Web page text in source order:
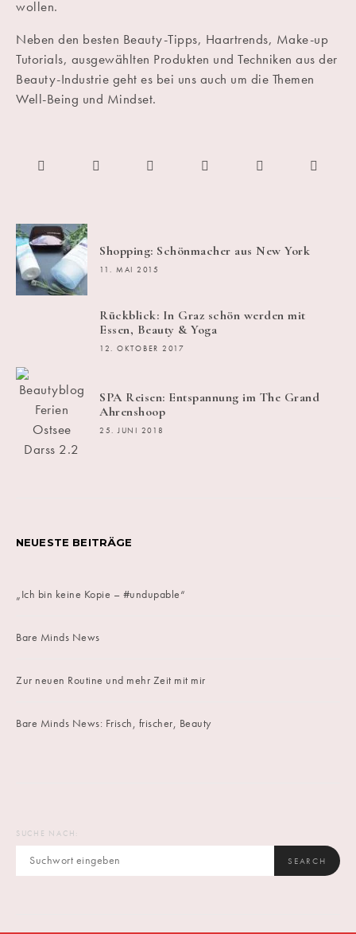
wollen.
Neben den besten Beauty-Tipps, Haartrends, Make-up
Tutorials, ausgewählten Produkten und Techniken aus der
Beauty-Industrie geht es bei uns auch um die Themen
Well-Being und Mindset.
Shopping: Schönmacher aus New York
11. MAI 2015
Rückblick: In Graz schön werden mit
Essen, Beauty & Yoga
12. OKTOBER 2017
SPA Reisen: Entspannung im The Grand
Ahrenshoop
25. JUNI 2018
NEUESTE BEITRÄGE
„Ich bin keine Kopie – #undupable“
Bare Minds News
Zur neuen Routine und mehr Zeit mit mir
Bare Minds News: Frisch, frischer, Beauty
SUCHE NACH:
SEARCH